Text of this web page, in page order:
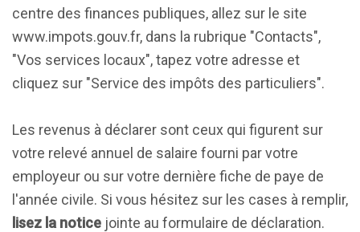
centre des finances publiques, allez sur le site
www.impots.gouv.fr, dans la rubrique "Contacts",
"Vos services locaux", tapez votre adresse et
cliquez sur "Service des impôts des particuliers".
Les revenus à déclarer sont ceux qui figurent sur
votre relevé annuel de salaire fourni par votre
employeur ou sur votre dernière fiche de paye de
l'année civile. Si vous hésitez sur les cases à remplir,
lisez la notice jointe au formulaire de déclaration.